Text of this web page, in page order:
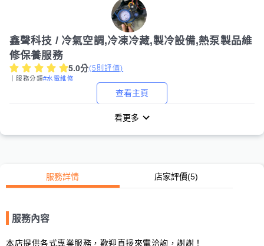
鑫聲科技 / 冷氣空調,冷凍冷藏,製冷設備,熱泵製品維
修保養服務
5.0分(5 則評價)
｜服務分類#水電維修
查看主頁
看更多
服務詳情 店家評價(5)
服務內容
本店提供各式專業服務，歡迎直接來電洽詢，謝謝！